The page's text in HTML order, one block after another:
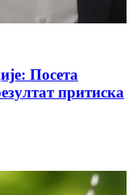
Посета
притиска